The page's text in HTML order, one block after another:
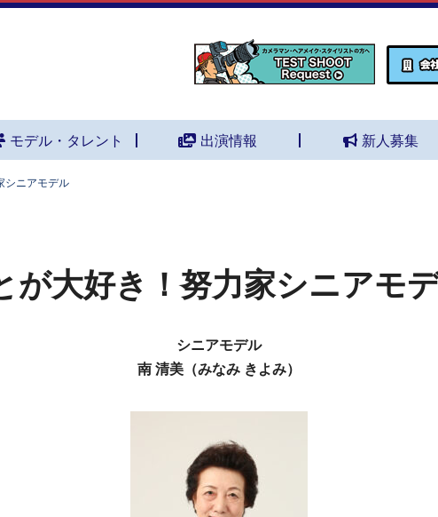
モデル・タレント 出演情報 新人募集
シニアモデル
が大好き！努力家シニアモ
シニアモデル
南 清美（みなみ きよみ）